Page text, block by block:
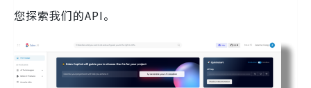
您探索我们的API。